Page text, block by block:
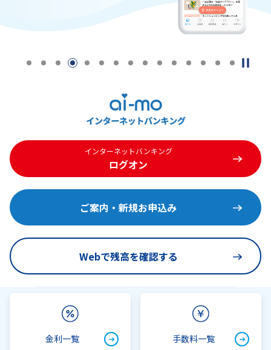
インターネットバンキング
ログオン
ご案内・新規お申込み
Webで残高を確認する
金利一覧 手数料一覧